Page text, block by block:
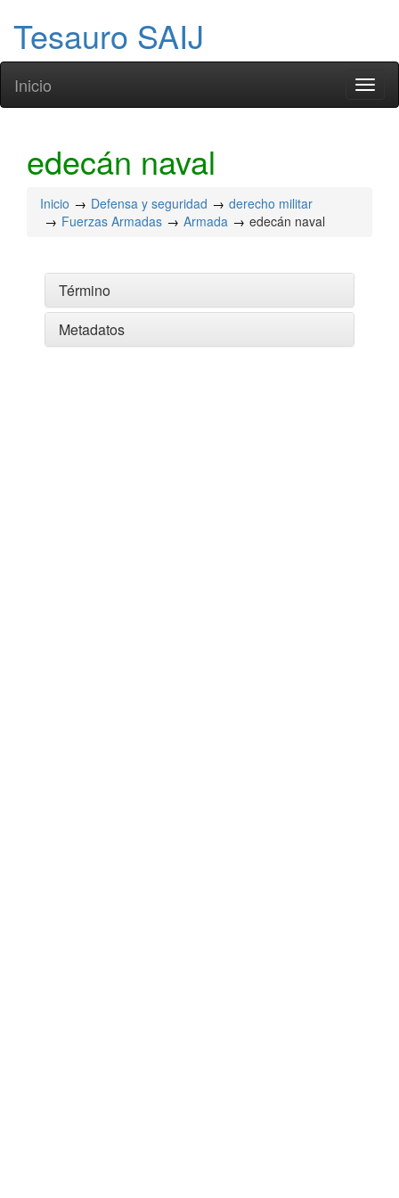
Tesauro SAIJ
Inicio
edecán naval
Inicio Defensa y seguridad
derecho militar
Fuerzas Armadas
Armada edecán naval
Término
Metadatos